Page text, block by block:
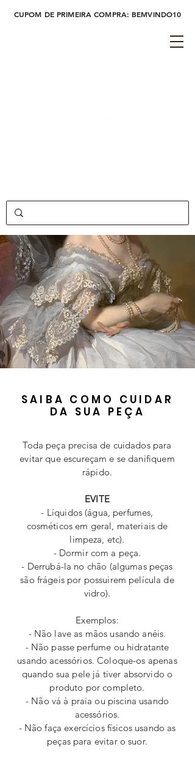
CUPOM DE PRIMEIRA COMPRA: BEMVINDO10
SAIBA COMO CUIDAR
DA SUA PEÇA
Toda peça precisa de cuidados para
evitar que escureçam e se danifiquem
rápido.
EVITE
- Líquidos (água, perfumes,
cosméticos em geral, materiais de
limpeza, etc).
- Dormir com a peça.
- Derrubá-la no chão (algumas peças
são frágeis por possuirem película de
vidro).
Exemplos:
- Não lave as mãos usando anéis.
- Não passe perfume ou hidratante
usando acessórios. Coloque-os apenas
quando sua pele já tiver absorvido o
produto por completo.
- Não vá à praia ou piscina usando
acessórios.
- Não faça exercícios físicos usando as
peças para evitar o suor.